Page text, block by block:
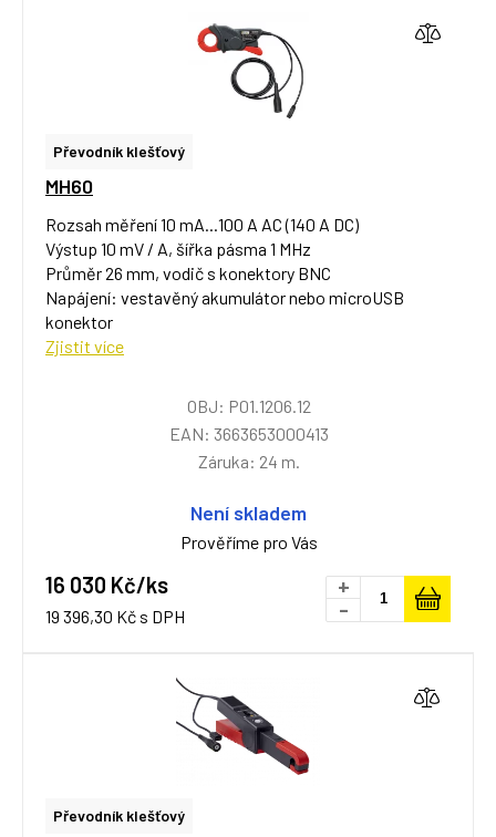
Převodník klešťový
MH60
Rozsah měření 10 mA...100 A AC (140 A DC)
Výstup 10 mV / A, šířka pásma 1 MHz
Průměr 26 mm, vodič s konektory BNC
Napájení: vestavěný akumulátor nebo microUSB
konektor
Zjistit více
OBJ: P01.1206.12
EAN: 3663653000413
Záruka: 24 m.
Není skladem
Prověříme pro Vás
16 030 Kč/ks
19 396,30 Kč s DPH
+
-
Převodník klešťový